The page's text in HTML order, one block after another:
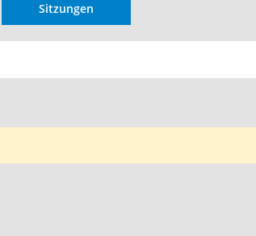
Sitzungen